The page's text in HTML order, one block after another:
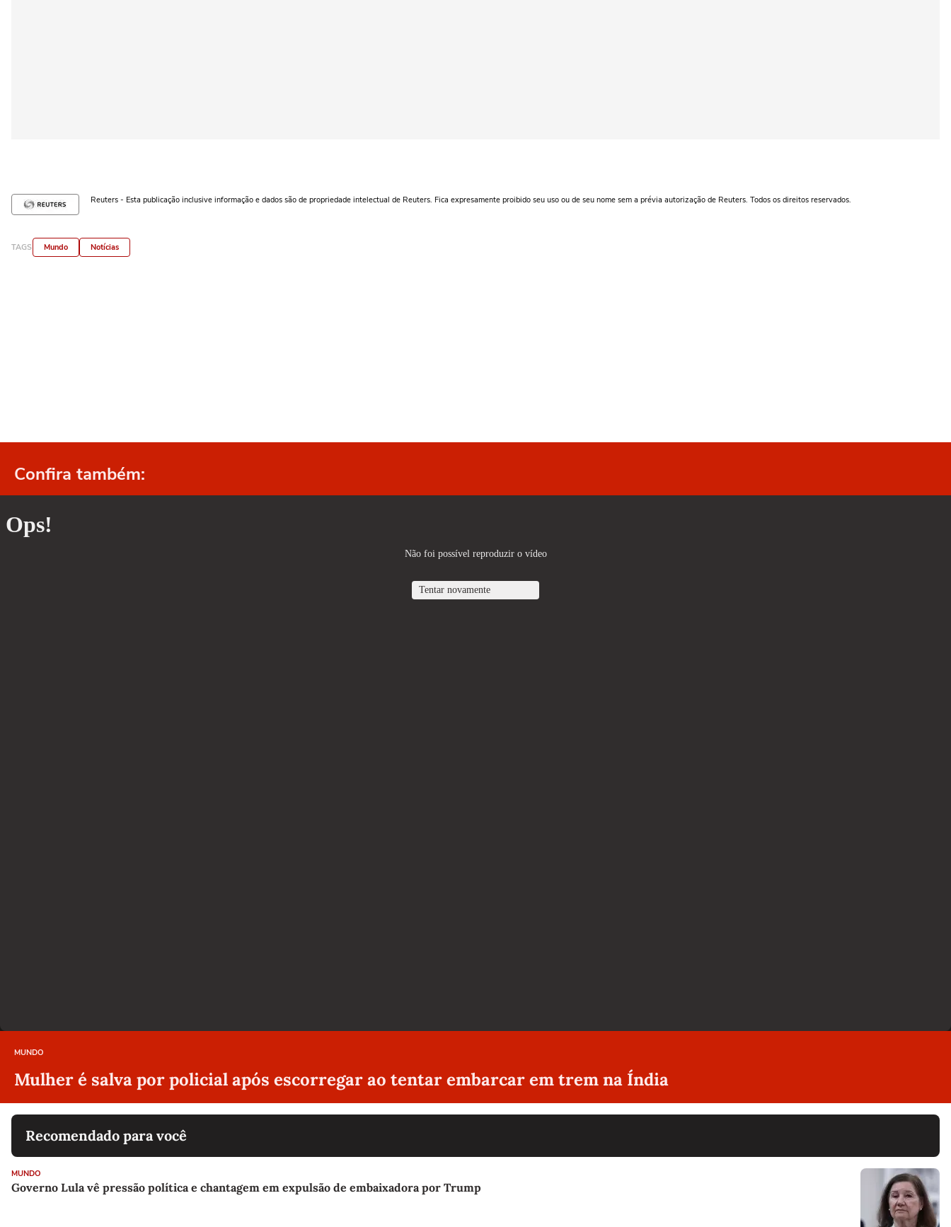
Reuters - Esta publicação inclusive informação e dados são de propriedade intelectual de Reuters. Fica expresamente proibido seu uso ou de seu nome sem a prévia autorização de Reuters. Todos os direitos reservados.
TAGS Mundo Notícias
Confira também:
MUNDO
Mulher é salva por policial após escorregar ao tentar embarcar em trem na Índia
Recomendado para você
MUNDO
Governo Lula vê pressão política e chantagem em expulsão de embaixadora por Trump